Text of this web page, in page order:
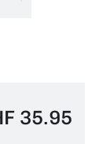
35.95